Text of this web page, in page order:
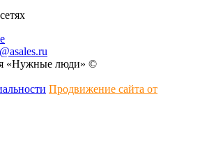
«Нужные люди» ©
Продвижение сайта от